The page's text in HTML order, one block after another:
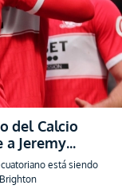
del Calcio
a Jeremy
está siendo